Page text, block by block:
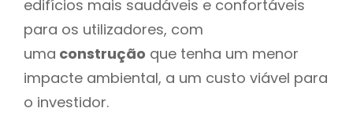
edifícios mais saudáveis e confortáveis
para os utilizadores, com
uma construção que tenha um menor
impacte ambiental, a um custo viável para
o investidor.